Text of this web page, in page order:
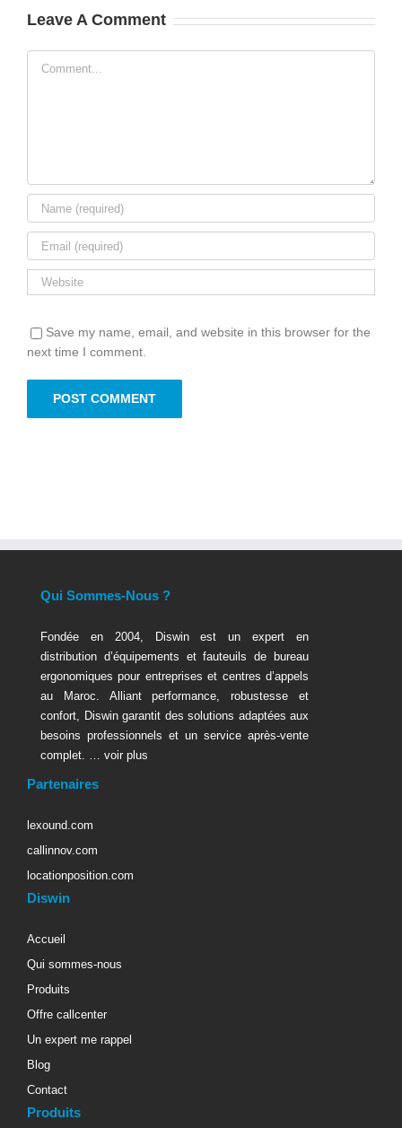
Leave A Comment
Save my name, email, and website in this browser for the
next time I comment.
Qui Sommes-Nous ?
Fondée en 2004, Diswin est un expert en
distribution d’équipements et fauteuils de bureau
ergonomiques pour entreprises et centres d’appels
au Maroc. Alliant performance, robustesse et
confort, Diswin garantit des solutions adaptées aux
besoins professionnels et un service après-vente
complet. … voir plus
Partenaires
lexound.com
callinnov.com
locationposition.com
Diswin
Accueil
Qui sommes-nous
Produits
Offre callcenter
Un expert me rappel
Blog
Contact
Produits